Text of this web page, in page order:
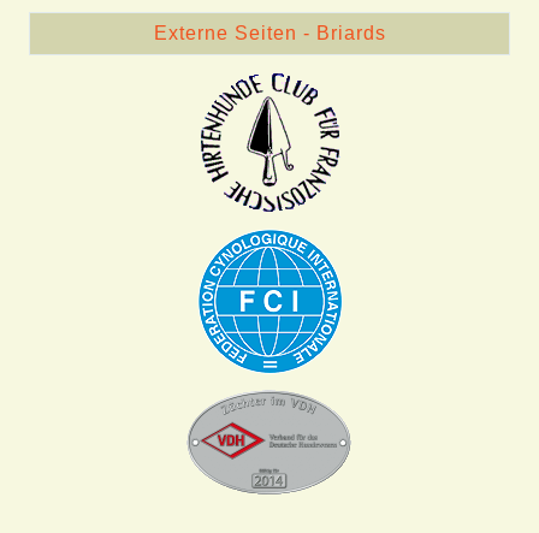
Externe Seiten - Briards